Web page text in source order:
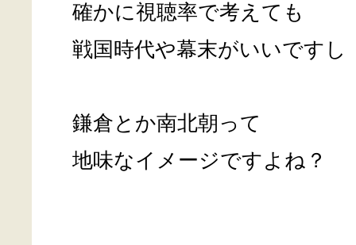
確かに視聴率で考えても
戦国時代や幕末がいいですし
鎌倉とか南北朝って
地味なイメージですよね？